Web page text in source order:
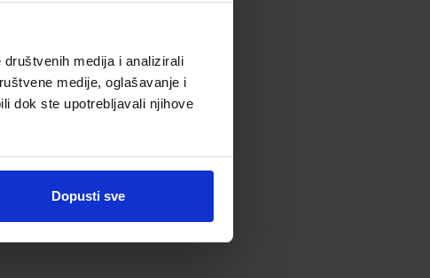
medija i analizirali
medije, oglašavanje i
dok ste upotrebljavali njihove
Dopusti sve